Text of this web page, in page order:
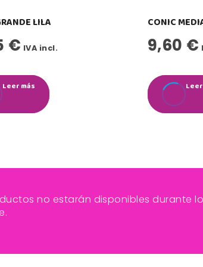
no estarán disponibles durante
LILA
€ IVA incl.
Leer más
CONIC
9,60 €